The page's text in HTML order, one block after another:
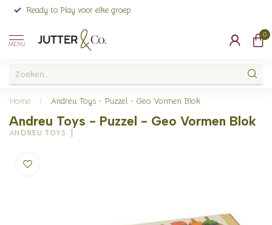
Ready to Play voor elke groep
MENU
0
Home / Andreu Toys - Puzzel - Geo Vormen Blok
Andreu Toys - Puzzel - Geo Vormen Blok
ANDREU TOYS